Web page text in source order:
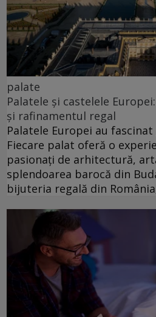
palate
Palatele și castelele
și rafinamentul regal
Palatele Europei au
Fiecare palat oferă o
pasionați de arhitectură,
splendoarea barocă din
bijuteria regală din